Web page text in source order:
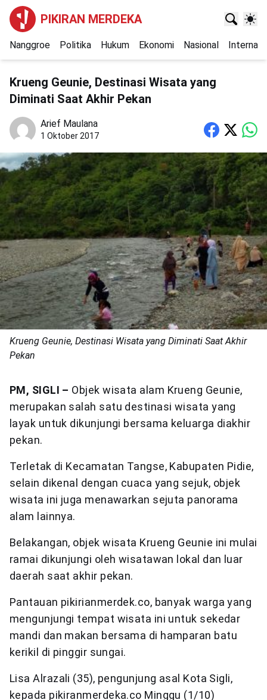
PIKIRAN MERDEKA
Nanggroe Politika Hukum Ekonomi Nasional
Krueng Geunie, Destinasi Wisata yang
Diminati Saat Akhir Pekan
Arief Maulana
1 Oktober 2017
Krueng Geunie, Destinasi Wisata yang Diminati Saat Akhir
Pekan
PM, SIGLI – Objek wisata alam Krueng Geunie,
merupakan salah satu destinasi wisata yang
layak untuk dikunjungi bersama keluarga diakhir
pekan.
Terletak di Kecamatan Tangse, Kabupaten Pidie,
selain dikenal dengan cuaca yang sejuk, objek
wisata ini juga menawarkan sejuta panorama
alam lainnya.
Belakangan, objek wisata Krueng Geunie ini mulai
ramai dikunjungi oleh wisatawan lokal dan luar
daerah saat akhir pekan.
Pantauan pikirianmerdek.co, banyak warga yang
mengunjungi tempat wisata ini untuk sekedar
mandi dan makan bersama di hamparan batu
kerikil di pinggir sungai.
Lisa Alrazali (35), pengunjung asal Kota Sigli,
kepada pikiranmerdeka.co Minggu (1/10)